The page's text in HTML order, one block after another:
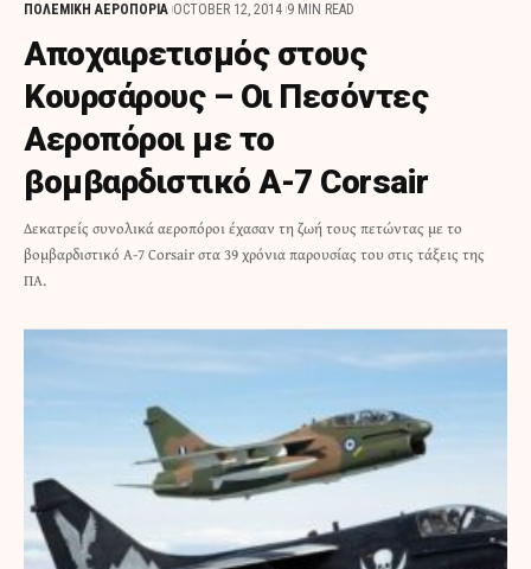
ΠΟΛΕΜΙΚΗ ΑΕΡΟΠΟΡΙΑ OCTOBER 12, 2014 9 MIN READ
Αποχαιρετισμός στους
Κουρσάρους – Οι Πεσόντες
Αεροπόροι με το
βομβαρδιστικό A-7 Corsair
Δεκατρείς συνολικά αεροπόροι έχασαν τη ζωή τους πετώντας με το
βομβαρδιστικό Α-7 Corsair στα 39 χρόνια παρουσίας του στις τάξεις της
ΠΑ.